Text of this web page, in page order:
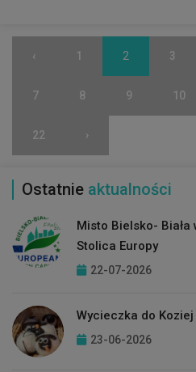
‹ 1 2 3
7 8 9 10
22 ›
Ostatnie aktualności
Misto Bielsko-
Stolica Europy
22-07-2026
Wycieczka do
23-06-2026